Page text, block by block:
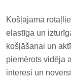
Košļājamā
elastīga un
košļāšanai un
piemērots vidēja
interesi un